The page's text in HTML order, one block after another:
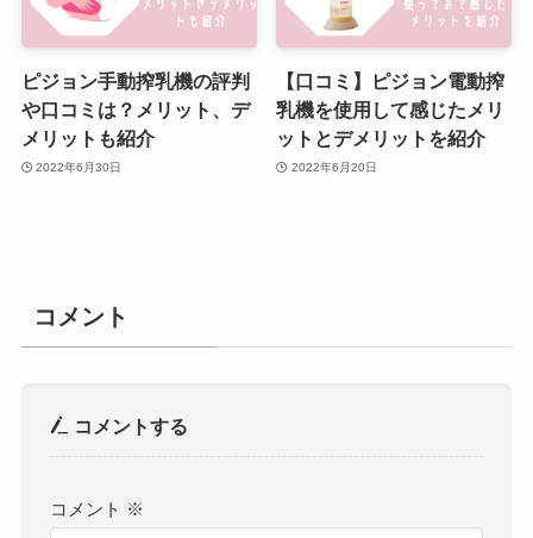
ピジョン手動搾乳機の評判
や口コミは？メリット、デ
メリットも紹介
2022年6月30日
【口コミ】ピジョン電動搾
乳機を使用して感じたメリ
ットとデメリットを紹介
2022年6月20日
コメント
コメントする
コメント ※